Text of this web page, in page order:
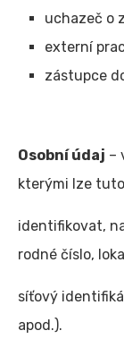
uchazeč o
externí
zástupce
Osobní údaj –
kterými lze
identifikovat,
rodné číslo,
síťový
apod.).